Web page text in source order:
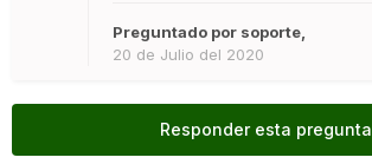
Preguntado por soporte,
20 de Julio del 2020
Responder esta pregunta